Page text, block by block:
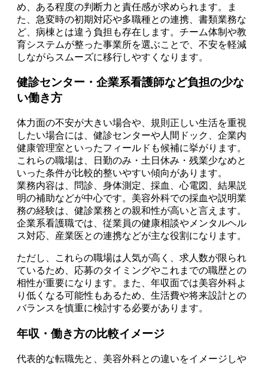
め、ある程度の判断力と責任感が求められます。ま
た、急変時の初期対応や多職種との連携、書類業務な
ど、病棟とは違う負担も存在します。チーム体制や教
育システムが整った事業所を選ぶことで、不安を軽減
しながらスムーズに移行しやすくなります。
健診センター・企業系看護師など負担の少な
い働き方
体力面の不安が大きい場合や、規則正しい生活を重視
したい場合には、健診センターや人間ドック、企業内
健康管理室といったフィールドも候補に挙がります。
これらの職場は、日勤のみ・土日休み・残業少なめと
いった条件が比較的整いやすい傾向があります。
業務内容は、問診、身体測定、採血、心電図、結果説
明の補助などが中心です。美容外科での採血や説明業
務の経験は、健診業務との親和性が高いと言えます。
企業系看護職では、従業員の健康相談やメンタルヘル
ス対応、産業医との連携などが主な役割になります。
ただし、これらの職場は人気が高く、求人数が限られ
ているため、応募のタイミングやこれまでの職歴との
相性が重要になります。また、年収面では美容外科よ
り低くなる可能性もあるため、生活費や将来設計との
バランスを慎重に検討する必要があります。
年収・働き方の比較イメージ
代表的な転職先と、美容外科との違いをイメージしや